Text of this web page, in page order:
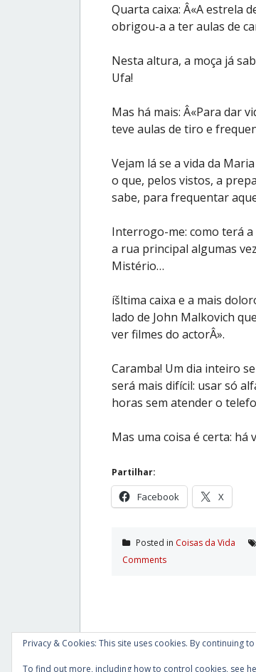
Quarta caixa: Â«A estrela
obrigou-a a ter aulas de
Nesta altura, a moça já
Ufa!
Mas há mais: Â«Para dar
teve aulas de tiro e
Vejam lá se a vida da
o que, pelos vistos, a
sabe, para frequentar
Interrogo-me: como terá a
a rua principal algumas
Mistério…
íšltima caixa e a mais
lado de John Malkovich
ver filmes do actorÂ».
Caramba! Um dia inteiro
será mais difícil: usar só
horas sem atender o
Mas uma coisa é certa: há
Partilhar:
Facebook X
Posted in Coisas da Vida
Comments
Privacy & Cookies: This site uses cookies. By continuing
To find out more, including how to control cookies, see